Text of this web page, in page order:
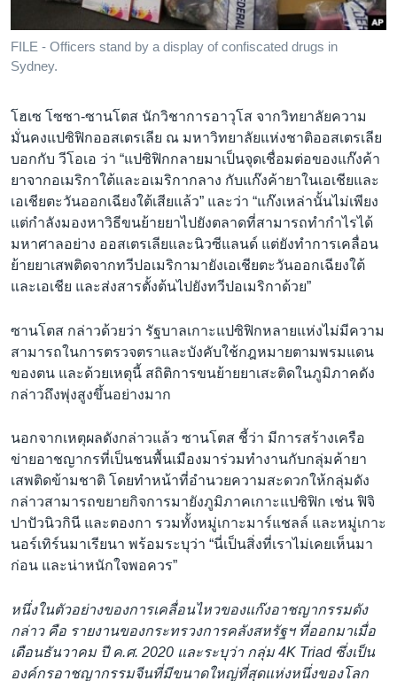
FILE - Officers stand by a display of confiscated drugs in
Sydney.
โฮเซ โซซา-ซานโตส นักวิชาการอาวุโส จากวิทยาลัยความ
มั่นคงแปซิฟิกออสเตรเลีย ณ มหาวิทยาลัยแห่งชาติออสเตรเลีย
บอกกับ วีโอเอ ว่า “แปซิฟิกกลายมาเป็นจุดเชื่อมต่อของแก๊งค้า
ยาจากอเมริกาใต้และอเมริกากลาง กับแก๊งค้ายาในเอเชียและ
เอเชียตะวันออกเฉียงใต้เสียแล้ว” และว่า “แก๊งเหล่านั้นไม่เพียง
แต่กำลังมองหาวิธีขนย้ายยาไปยังตลาดที่สามารถทำกำไรได้
มหาศาลอย่าง ออสเตรเลียและนิวซีแลนด์ แต่ยังทำการเคลื่อน
ย้ายยาเสพติดจากทวีปอเมริกามายังเอเชียตะวันออกเฉียงใต้
และเอเชีย และส่งสารตั้งต้นไปยังทวีปอเมริกาด้วย”
ซานโตส กล่าวด้วยว่า รัฐบาลเกาะแปซิฟิกหลายแห่งไม่มีความ
สามารถในการตรวจตราและบังคับใช้กฎหมายตามพรมแดน
ของตน และด้วยเหตุนี้ สถิติการขนย้ายยาเสะติดในภูมิภาคดัง
กล่าวถึงพุ่งสูงขึ้นอย่างมาก
นอกจากเหตุผลดังกล่าวแล้ว ซานโตส ชี้ว่า มีการสร้างเครือ
ข่ายอาชญากรที่เป็นชนพื้นเมืองมาร่วมทำงานกับกลุ่มค้ายา
เสพติดข้ามชาติ โดยทำหน้าที่อำนวยความสะดวกให้กลุ่มดัง
กล่าวสามารถขยายกิจการมายังภูมิภาคเกาะแปซิฟิก เช่น ฟิจิ
ปาปัวนิวกินี และตองกา รวมทั้งหมู่เกาะมาร์แชลล์ และหมู่เกาะ
นอร์เทิร์นมาเรียนา พร้อมระบุว่า “นี่เป็นสิ่งที่เราไม่เคยเห็นมา
ก่อน และน่าหนักใจพอควร”
หนึ่งในตัวอย่างของการเคลื่อนไหวของแก๊งอาชญากรรมดัง
กล่าว คือ รายงานของกระทรวงการคลังสหรัฐฯ ที่ออกมาเมื่อ
เดือนธันวาคม ปี ค.ศ. 2020 และระบุว่า กลุ่ม 4K Triad ซึ่งเป็น
องค์กรอาชญากรรมจีนที่มีขนาดใหญ่ที่สุดแห่งหนึ่งของโลก